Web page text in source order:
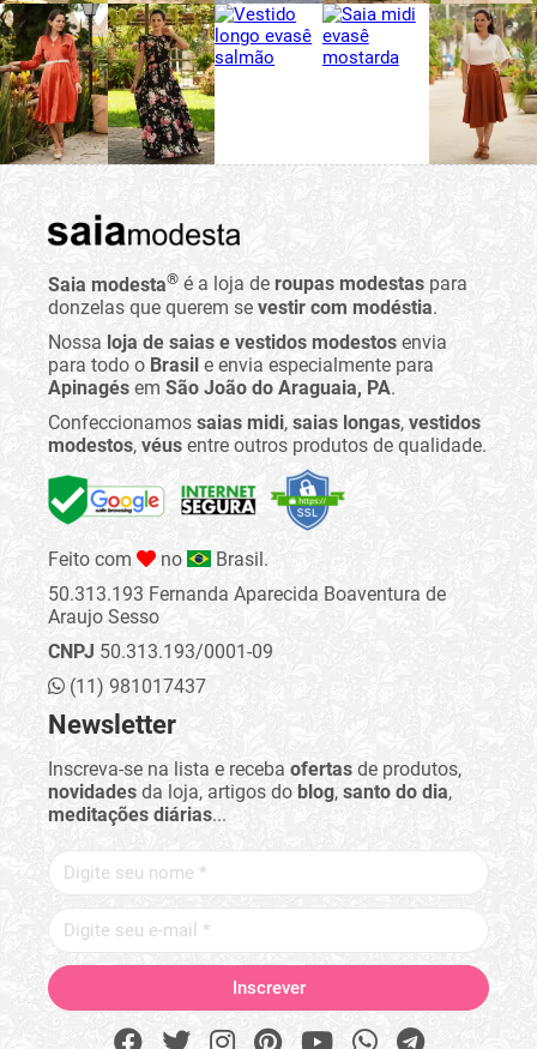
Saia modesta® é a loja de roupas modestas para
donzelas que querem se vestir com modéstia.
Nossa loja de saias e vestidos modestos envia
para todo o Brasil e envia especialmente para
Apinagés em São João do Araguaia, PA.
Confeccionamos saias midi, saias longas, vestidos
modestos, véus entre outros produtos de qualidade.
Feito com no
Brasil.
50.313.193 Fernanda Aparecida Boaventura de
Araujo Sesso
CNPJ 50.313.193/0001-09
(11) 981017437
Newsletter
Inscreva-se na lista e receba ofertas de produtos,
novidades da loja, artigos do blog, santo do dia,
meditações diárias...